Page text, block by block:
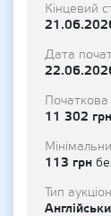
Кінцевий
Дата
Початкова
11 302 грн
113 грн
Тип